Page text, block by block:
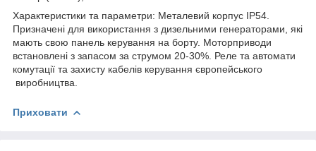
Характеристики та параметри: Металевий корпус IP54.
Призначені для використання з дизельними генераторами, які
мають свою панель керування на борту. Моторприводи
встановлені з запасом за струмом 20-30%. Реле та автомати
комутації та захисту кабелів керування європейського
виробництва.
Приховати